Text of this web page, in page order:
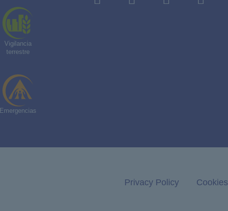
Vigilancia
terrestre
Emergencias
Privacy Policy Cookies